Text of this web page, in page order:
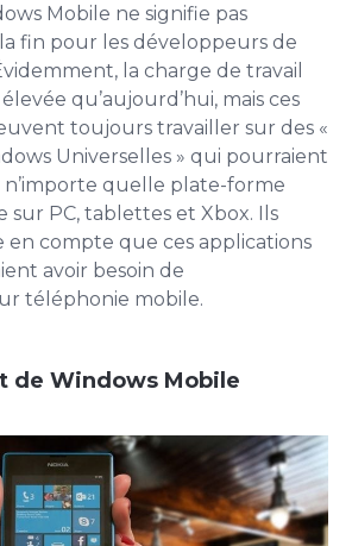
Mobile ne signifie pas
fin pour les développeurs de
la charge de travail
qu’aujourd’hui, mais ces
toujours travailler sur des «
Universelles » qui pourraient
quelle plate-forme
sur PC, tablettes et Xbox. Ils
compte que ces applications
avoir besoin de
téléphonie mobile.
de Windows Mobile